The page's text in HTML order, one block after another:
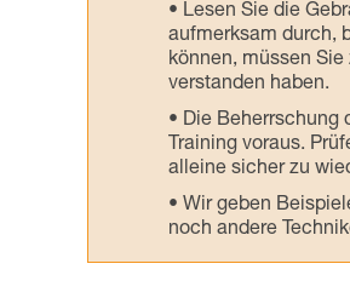
Lesen Sie die
aufmerksam durch,
können, müssen
verstanden haben.
Die Beherrschung
Training voraus.
alleine sicher zu
Wir geben
noch andere